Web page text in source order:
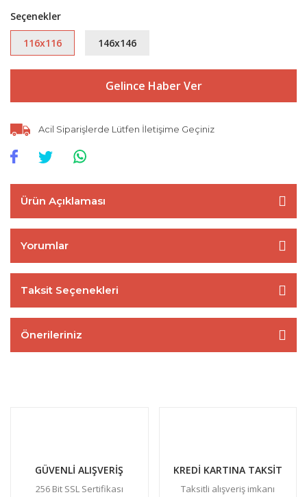
Seçenekler
116x116 146x146
Gelince Haber Ver
Acil Siparişlerde Lütfen İletişime Geçiniz
Ürün Açıklaması
Yorumlar
Taksit Seçenekleri
Önerileriniz
GÜVENLİ ALIŞVERİŞ
256 Bit SSL Sertifikası
KREDİ KARTINA TAKSİT
Taksitli alışveriş imkanı